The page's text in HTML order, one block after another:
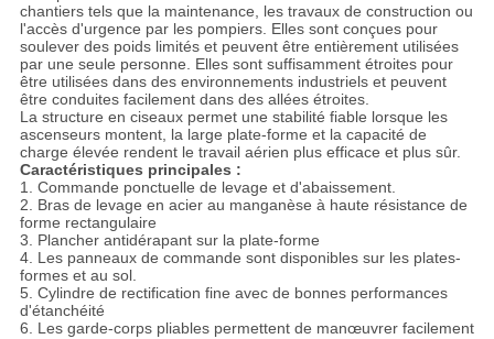
chantiers tels que la maintenance, les travaux de construction ou
l'accès d'urgence par les pompiers. Elles sont conçues pour
soulever des poids limités et peuvent être entièrement utilisées
par une seule personne. Elles sont suffisamment étroites pour
être utilisées dans des environnements industriels et peuvent
être conduites facilement dans des allées étroites.
La structure en ciseaux permet une stabilité fiable lorsque les
ascenseurs montent, la large plate-forme et la capacité de
charge élevée rendent le travail aérien plus efficace et plus sûr.
Caractéristiques principales :
1. Commande ponctuelle de levage et d'abaissement.
2. Bras de levage en acier au manganèse à haute résistance de
forme rectangulaire
3. Plancher antidérapant sur la plate-forme
4. Les panneaux de commande sont disponibles sur les plates-
formes et au sol.
5. Cylindre de rectification fine avec de bonnes performances
d'étanchéité
6. Les garde-corps pliables permettent de manœuvrer facilement